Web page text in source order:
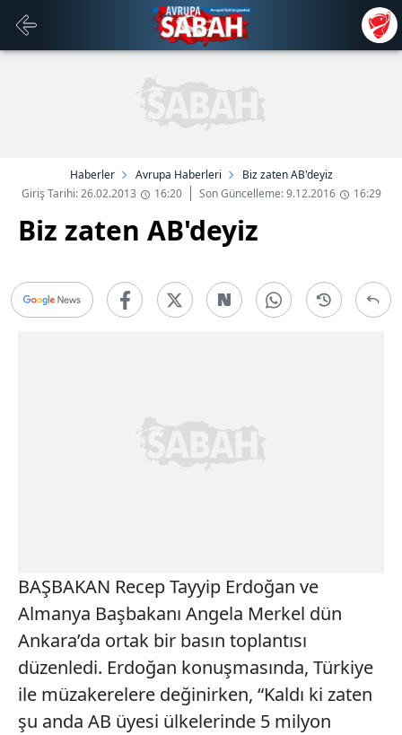
Haberler Avrupa Haberleri
Biz zaten AB'deyiz
Giriş Tarihi: 26.02.2013
16:20 Son Güncelleme: 9.12.2016 16:29
Biz zaten AB'deyiz
BAŞBAKAN Recep Tayyip Erdoğan ve
Almanya Başbakanı Angela Merkel dün
Ankara’da ortak bir basın toplantısı
düzenledi. Erdoğan konuşmasında, Türkiye
ile müzakerelere değinirken, “Kaldı ki zaten
şu anda AB üyesi ülkelerinde 5 milyon